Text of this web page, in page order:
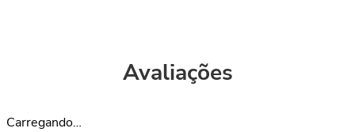
Avaliações
Carregando…